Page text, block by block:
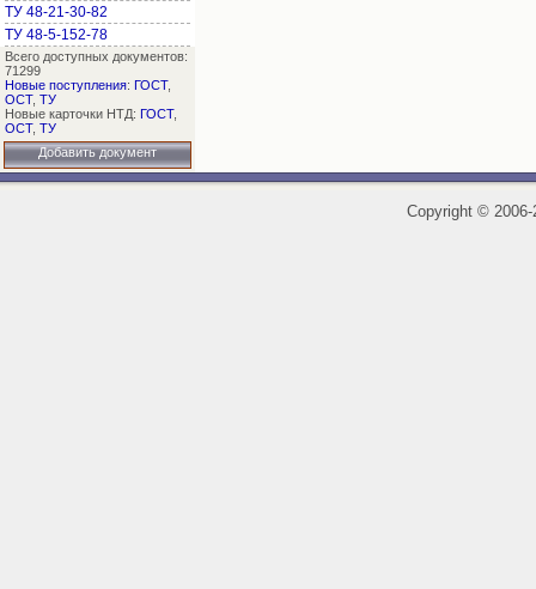
ТУ 48-21-30-82
ТУ 48-5-152-78
Всего доступных документов:
71299
Новые поступления: ГОСТ,
ОСТ, ТУ
Новые карточки НТД: ГОСТ,
ОСТ, ТУ
Добавить документ
Copyright ©